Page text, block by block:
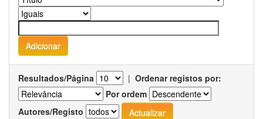
Resultados/Página | Ordenar registos por:
Por ordem
Autores/Registo